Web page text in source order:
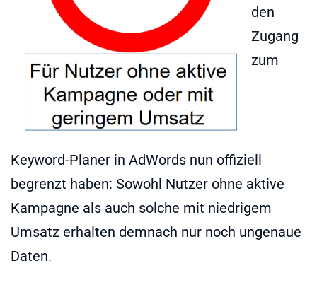
den
Zugang
zum
Keyword-Planer in AdWords nun offiziell
begrenzt haben: Sowohl Nutzer ohne aktive
Kampagne als auch solche mit niedrigem
Umsatz erhalten demnach nur noch ungenaue
Daten.